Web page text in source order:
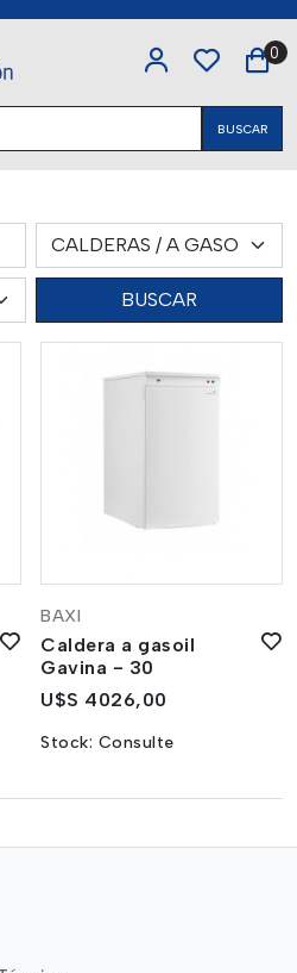
BUSCAR
0
BUSCAR
BAXI
Caldera a gasoil
Gavina - 30
U$S 4026,00
Stock: Consulte